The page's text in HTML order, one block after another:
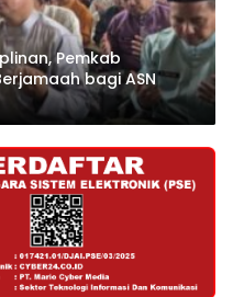
Pemkab
bagi ASN